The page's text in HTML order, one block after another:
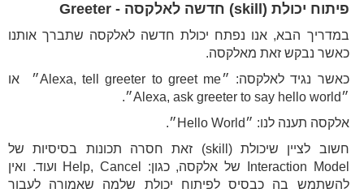
פיתוח יכולת (skill) חדשה לאלקסה - Greeter
במדריך הבא, אנו נפתח יכולת חדשה לאלקסה שתברך אותנו
כאשר נבקש זאת מאלקסה.
כאשר נגיד לאלקסה: ״Alexa, tell greeter to greet me״ או
״Alexa, ask greeter to say hello world״.
אלקסה תענה לנו: ״Hello World״.
חשוב לציין שיכולת (skill) זאת חסרה תכונות בסיסיות של
Interaction Model של אלקסה, כגון: Help, Cancel ועוד. ואין
להשתמש בה כבסיס לפיתוח יכולת שלמה שאמורה לעבור